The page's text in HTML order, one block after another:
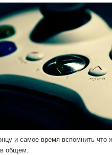
и самое время вспомнить
общем.